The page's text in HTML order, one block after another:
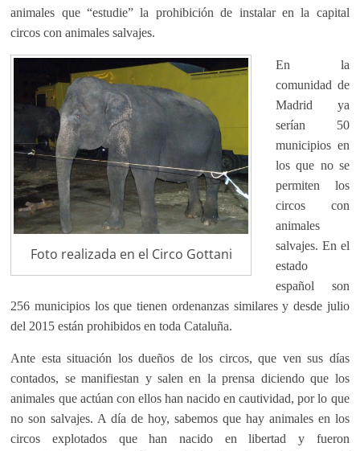
animales que “estudie” la prohibición de instalar en la capital
circos con animales salvajes.
Foto realizada en el Circo Gottani
En la
comunidad de
Madrid ya
serían 50
municipios en
los que no se
permiten los
circos con
animales
salvajes. En el
estado
español son
256 municipios los que tienen ordenanzas similares y desde julio
del 2015 están prohibidos en toda Cataluña.
Ante esta situación los dueños de los circos, que ven sus días
contados, se manifiestan y salen en la prensa diciendo que los
animales que actúan con ellos han nacido en cautividad, por lo que
no son salvajes. A día de hoy, sabemos que hay animales en los
circos explotados que han nacido en libertad y fueron